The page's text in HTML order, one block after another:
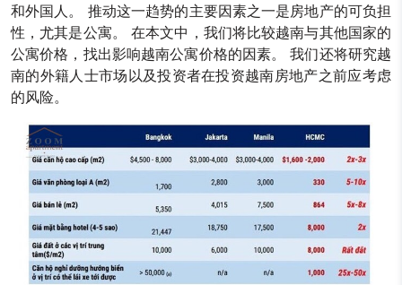
和外国人。 推动这一趋势的主要因素之一是房地产的可负担
性，尤其是公寓。 在本文中，我们将比较越南与其他国家的
公寓价格，找出影响越南公寓价格的因素。 我们还将研究越
南的外籍人士市场以及投资者在投资越南房地产之前应考虑
的风险。